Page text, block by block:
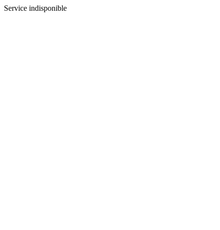
Service indisponible